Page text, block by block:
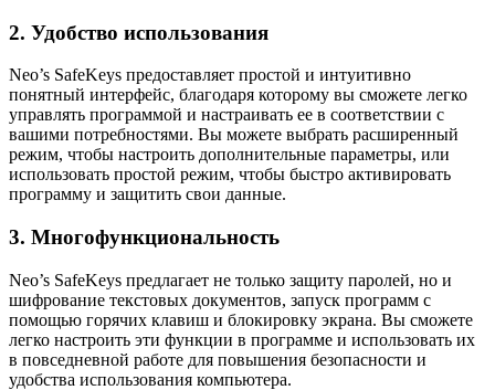
2. Удобство использования
Neo’s SafeKeys предоставляет простой и интуитивно
понятный интерфейс, благодаря которому вы сможете легко
управлять программой и настраивать ее в соответствии с
вашими потребностями. Вы можете выбрать расширенный
режим, чтобы настроить дополнительные параметры, или
использовать простой режим, чтобы быстро активировать
программу и защитить свои данные.
3. Многофункциональность
Neo’s SafeKeys предлагает не только защиту паролей, но и
шифрование текстовых документов, запуск программ с
помощью горячих клавиш и блокировку экрана. Вы сможете
легко настроить эти функции в программе и использовать их
в повседневной работе для повышения безопасности и
удобства использования компьютера.